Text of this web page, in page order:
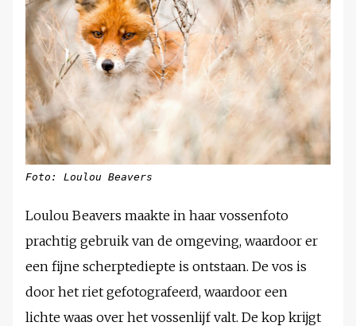
Foto: Loulou Beavers
Loulou Beavers maakte in haar vossenfoto
prachtig gebruik van de omgeving, waardoor er
een fijne scherptediepte is ontstaan. De vos is
door het riet gefotografeerd, waardoor een
lichte waas over het vossenlijf valt. De kop krijgt